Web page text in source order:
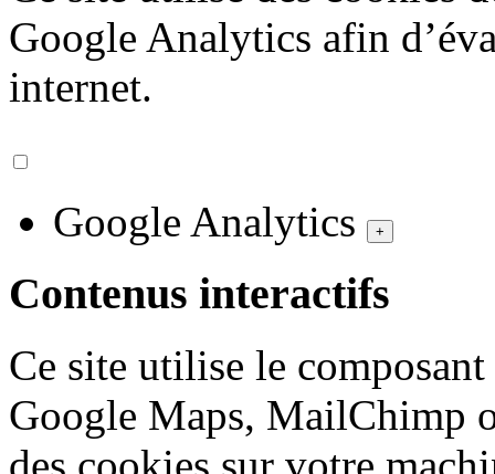
Google Analytics afin
internet.
Google Analytics +
Contenus interactifs
Ce site utilise le
Google Maps, MailChimp
des cookies sur votre